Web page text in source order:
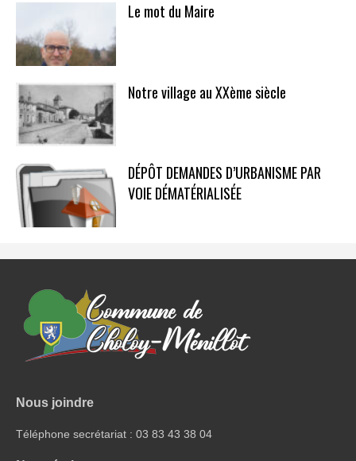
Le mot du Maire
Notre village au XXème siècle
DÉPÔT DEMANDES D’URBANISME PAR
VOIE DÉMATÉRIALISÉE
Nous joindre
Téléphone secrétariat : 03 83 43 38 04